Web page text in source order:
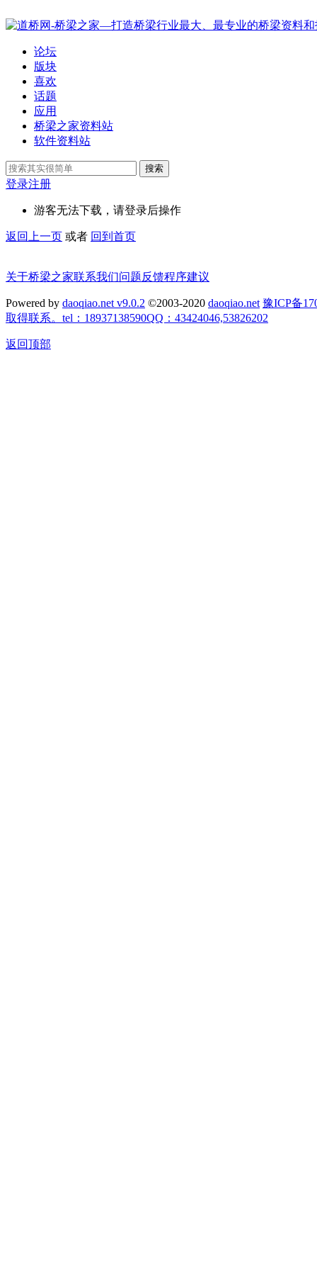
论坛
版块
喜欢
话题
应用
桥梁之家资料站
软件资料站
搜索
登录注册
游客无法下载，请登录后操作
返回上一页 或者 回到首页
关于桥梁之家联系我们问题反馈程序建议
Powered by daoqiao.net v9.0.2 ©2003-2020 daoqiao.net 豫ICP备
取得联系。tel：18937138590QQ：43424046,53826202
返回顶部